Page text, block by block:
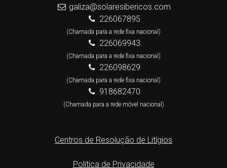
galiza@solaresibericos.com
226067895
(Chamada para a rede fixa nacional)
226069943
(Chamada para a rede fixa nacional)
226098629
(Chamada para a rede fixa nacional)
918682470
(Chamada para a rede móvel nacional)
Centros de Resolução de Litígios
Política de Privacidade